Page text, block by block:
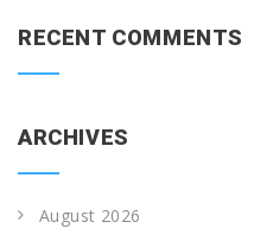
RECENT COMMENTS
ARCHIVES
August 2026